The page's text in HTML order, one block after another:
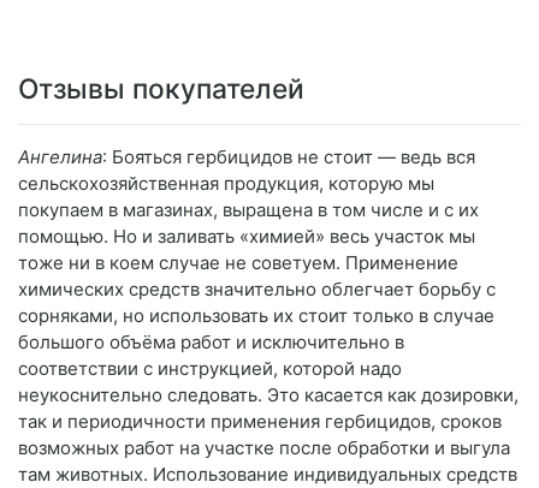
Отзывы покупателей
Ангелина: Бояться гербицидов не стоит — ведь вся
сельскохозяйственная продукция, которую мы
покупаем в магазинах, выращена в том числе и с их
помощью. Но и заливать «химией» весь участок мы
тоже ни в коем случае не советуем. Применение
химических средств значительно облегчает борьбу с
сорняками, но использовать их стоит только в случае
большого объёма работ и исключительно в
соответствии с инструкцией, которой надо
неукоснительно следовать. Это касается как дозировки,
так и периодичности применения гербицидов, сроков
возможных работ на участке после обработки и выгула
там животных. Использование индивидуальных средств